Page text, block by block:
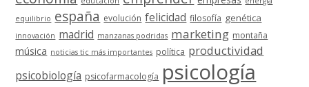
equilibrio españa evolución felicidad filosofía genética
innovación madrid manzanas podridas marketing montaña
música noticias tic más importantes política productividad
psicobiología psicofarmacología psicología